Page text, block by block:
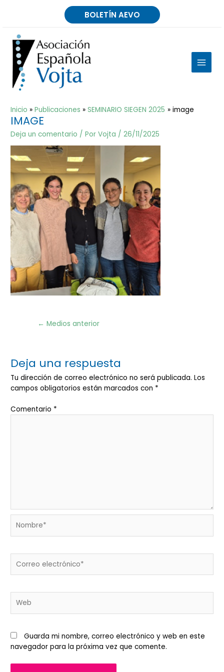
BOLETÍN AEVO
MAIN
Inicio Publicaciones SEMINARIO SIEGEN 2025 image
IMAGE
Deja un comentario / PorVojta /26/11/2025
Navegación
← Medios anterior
Deja una respuesta
Tu dirección de correo electrónico no será publicada. Los
campos obligatorios están marcados con *
Comentario *
electrónico*
Guarda mi nombre, correo electrónico y web en este
navegador para la próxima vez que comente.